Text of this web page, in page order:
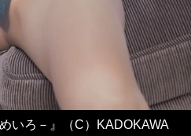
いろ－』（C）KADOKAWA